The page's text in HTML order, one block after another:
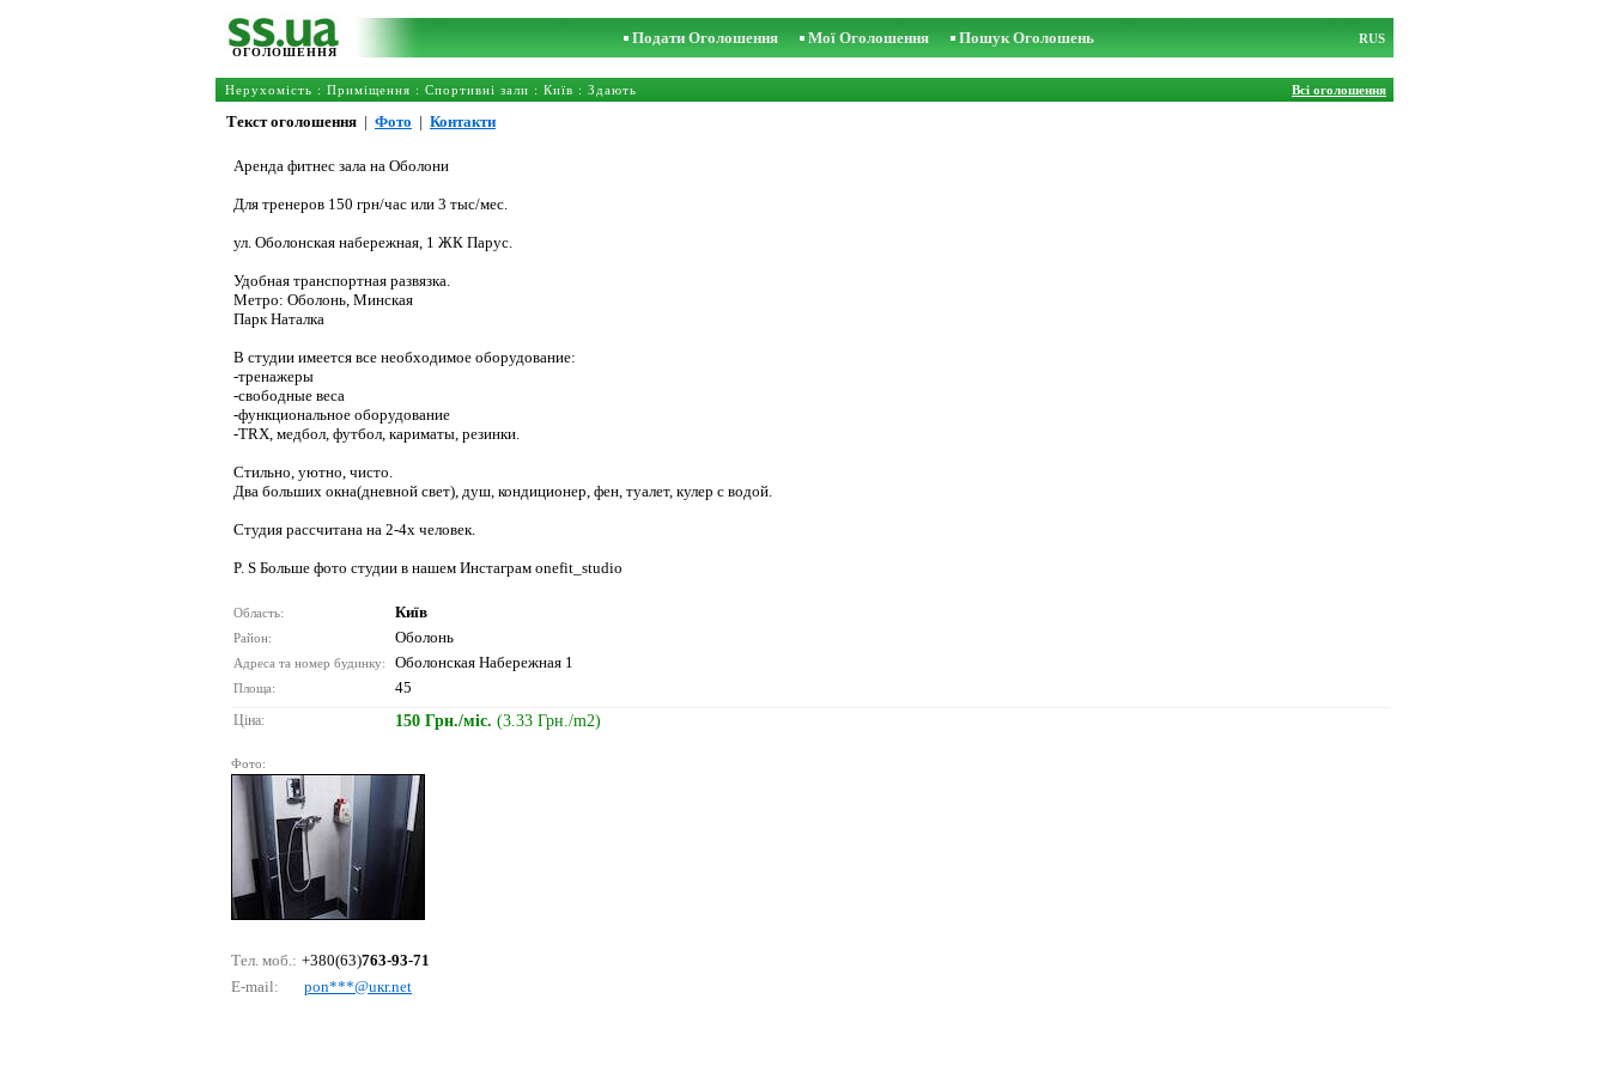
ОГОЛОШЕННЯ
Подати Оголошення Мої Оголошення Пошук Оголошень RUS
Нерухомість : Приміщення : Спортивні зали : Київ : Здають Всі оголошення
Текст оголошення | Фото | Контакти
Аренда фитнес зала на Оболони
Для тренеров 150 грн/час или 3 тыс/мес.
ул. Оболонская набережная, 1 ЖК Парус.
Удобная транспортная развязка.
Метро: Оболонь, Минская
Парк Наталка
В студии имеется все необходимое оборудование:
-тренажеры
-свободные веса
-функциональное оборудование
-TRX, медбол, футбол, кариматы, резинки.
Стильно, уютно, чисто.
Два больших окна(дневной свет), душ, кондиционер, фен, туалет, кулер с водой.
Студия рассчитана на 2-4х человек.
P. S Больше фото студии в нашем Инстаграм onefit_studio
Область: Київ
Район: Оболонь
Адреса та номер будинку: Оболонская Набережная 1
Площа: 45
Ціна: 150 Грн./міс. (3.33 Грн./m2)
Фото:
Тел. моб.: +380(63)763-93-71
E-mail:
роn***@uкr.nеt